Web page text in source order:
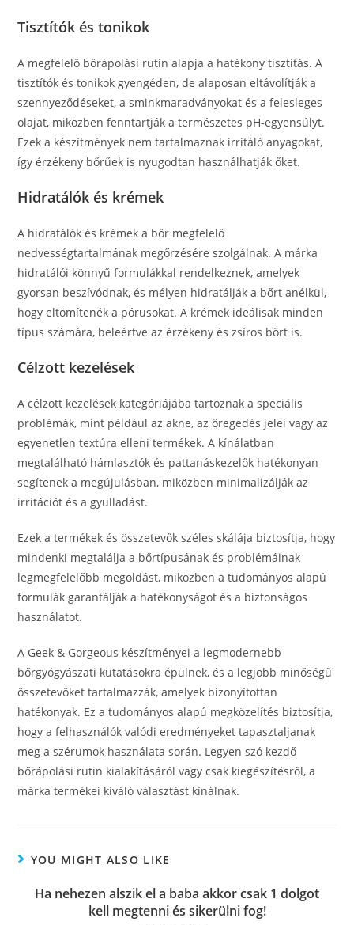
Tisztítók és tonikok
A megfelelő bőrápolási rutin alapja a hatékony tisztítás. A
tisztítók és tonikok gyengéden, de alaposan eltávolítják a
szennyeződéseket, a sminkmaradványokat és a felesleges
olajat, miközben fenntartják a természetes pH-egyensúlyt.
Ezek a készítmények nem tartalmaznak irritáló anyagokat,
így érzékeny bőrűek is nyugodtan használhatják őket.
Hidratálók és krémek
A hidratálók és krémek a bőr megfelelő
nedvességtartalmának megőrzésére szolgálnak. A márka
hidratálói könnyű formulákkal rendelkeznek, amelyek
gyorsan beszívódnak, és mélyen hidratálják a bőrt anélkül,
hogy eltömítenék a pórusokat. A krémek ideálisak minden
típus számára, beleértve az érzékeny és zsíros bőrt is.
Célzott kezelések
A célzott kezelések kategóriájába tartoznak a speciális
problémák, mint például az akne, az öregedés jelei vagy az
egyenetlen textúra elleni termékek. A kínálatban
megtalálható hámlasztók és pattanáskezelők hatékonyan
segítenek a megújulásban, miközben minimalizálják az
irritációt és a gyulladást.
Ezek a termékek és összetevők széles skálája biztosítja, hogy
mindenki megtalálja a bőrtípusának és problémáinak
legmegfelelőbb megoldást, miközben a tudományos alapú
formulák garantálják a hatékonyságot és a biztonságos
használatot.
A Geek & Gorgeous készítményei a legmodernebb
bőrgyógyászati kutatásokra épülnek, és a legjobb minőségű
összetevőket tartalmazzák, amelyek bizonyítottan
hatékonyak. Ez a tudományos alapú megközelítés biztosítja,
hogy a felhasználók valódi eredményeket tapasztaljanak
meg a szérumok használata során. Legyen szó kezdő
bőrápolási rutin kialakításáról vagy csak kiegészítésről, a
márka termékei kiváló választást kínálnak.
YOU MIGHT ALSO LIKE
Ha nehezen alszik el a baba akkor csak 1 dolgot
kell megtenni és sikerülni fog!